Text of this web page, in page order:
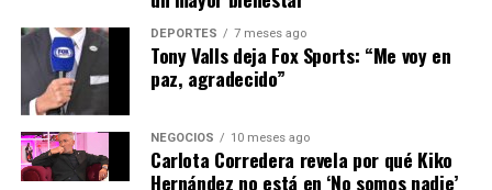
para mitigar el impacto
inmediato en las familias y
las empresas.”
En el ámbito internacional, se están llevando a cabo
DEPORTES 7 meses ago
Tony Valls deja Fox Sports: “Me voy en
paz, agradecido”
NEGOCIOS 10 meses ago
Carlota Corredera revela por qué Kiko
Hernández no está en ‘No somos nadie’